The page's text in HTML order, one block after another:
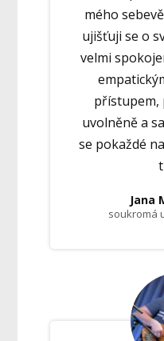
mého
ujišťuji se o
velmi
přístupem,
uvolněně a
se pokaždé
Jana
soukromá